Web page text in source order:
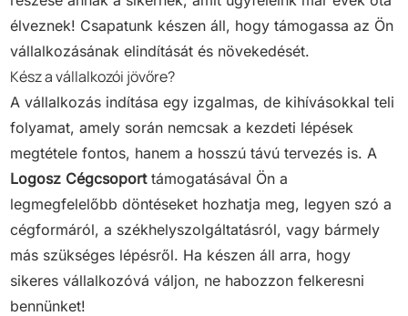
élveznek! Csapatunk készen áll, hogy támogassa az Ön
vállalkozásának elindítását és növekedését.
Kész a vállalkozói jövőre?
A vállalkozás indítása egy izgalmas, de kihívásokkal teli
folyamat, amely során nemcsak a kezdeti lépések
megtétele fontos, hanem a hosszú távú tervezés is. A
Logosz Cégcsoporttámogatásával Ön a
legmegfelelőbb döntéseket hozhatja meg, legyen szó a
cégformáról, a székhelyszolgáltatásról, vagy bármely
más szükséges lépésről. Ha készen áll arra, hogy
sikeres vállalkozóvá váljon, ne habozzon felkeresni
bennünket!